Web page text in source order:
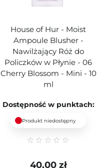
House of Hur - Moist
Ampoule Blusher -
Nawilżający Róż do
Policzków w Płynie - 06
Cherry Blossom - Mini - 10
ml
Dostępność w punktach:
Produkt niedostępny
40,00 zł